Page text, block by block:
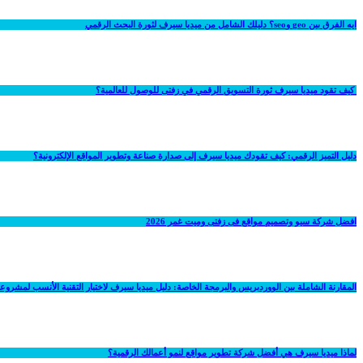
ايه الفرق بين geo وseo؟ دليلك الشامل من ميديا سيرف لثورة البحث الرقمي
كيف تقود ميديا سيرف ثورة التسويق الرقمي في زفتى للوصول للعالمية؟
دليل التميز الرقمي: كيف تقودك ميديا سيرف إلى صدارة صناعة وتطوير المواقع الإلكترونية؟
افضل شركة سيو وتصميم مواقع فى زفتى وميت غمر 2026
المقارنة الشاملة بين الووردبريس والبرمجة الخاصة: دليل ميديا سيرف لاختيار التقنية الأنسب
لماذا ميديا سيرف هي أفضل شركة تطوير مواقع لنمو أعمالك الرقمية؟